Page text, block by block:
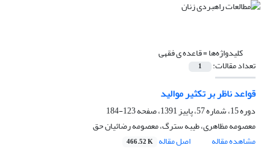
کلیدواژه‌ها =قاعده ی فقهی
تعداد مقالات: 1
قواعد ناظر بر تکثیر موالید
دوره 15، شماره 57، پاییز 1391، صفحه
123-184
معصومه مظاهری، طیبه سترگ، معصومه رضائیان حق
مشاهده مقاله
اصل مقاله 466.52 K